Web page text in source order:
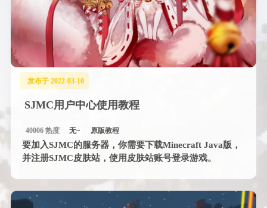
发布于 2022-03-10
SJMC用户中心使用教程
40006 热度 无~ 原版教程
要加入SJMC的服务器，你需要下载Minecraft Java版，
并注册SJMC皮肤站，使用皮肤站账号登录游戏。